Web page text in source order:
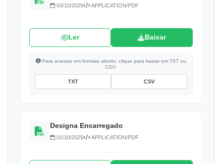
03/10/2025 APPLICATION/PDF
Ler Baixar
Para acessar em formato aberto, clique para baixar em TXT ou
CSV:
TXT CSV
Designa Encarregado
01/10/2025 APPLICATION/PDF